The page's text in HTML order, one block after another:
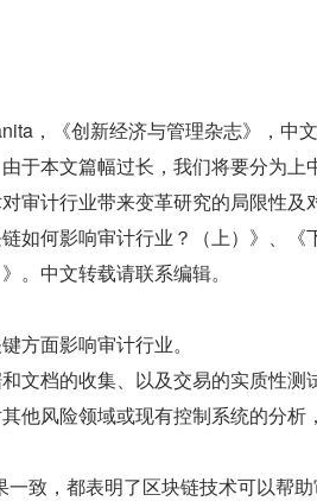
，《创新经济与管理杂志》，中
于本文篇幅过长，我们将要分为上
审计行业带来变革研究的局限性及
如何影响审计行业？（上）》、《
。中文转载请联系编辑。
方面影响审计行业。
文档的收集、以及交易的实质性测
他风险领域或现有控制系统的分析
致，都表明了区块链技术可以帮